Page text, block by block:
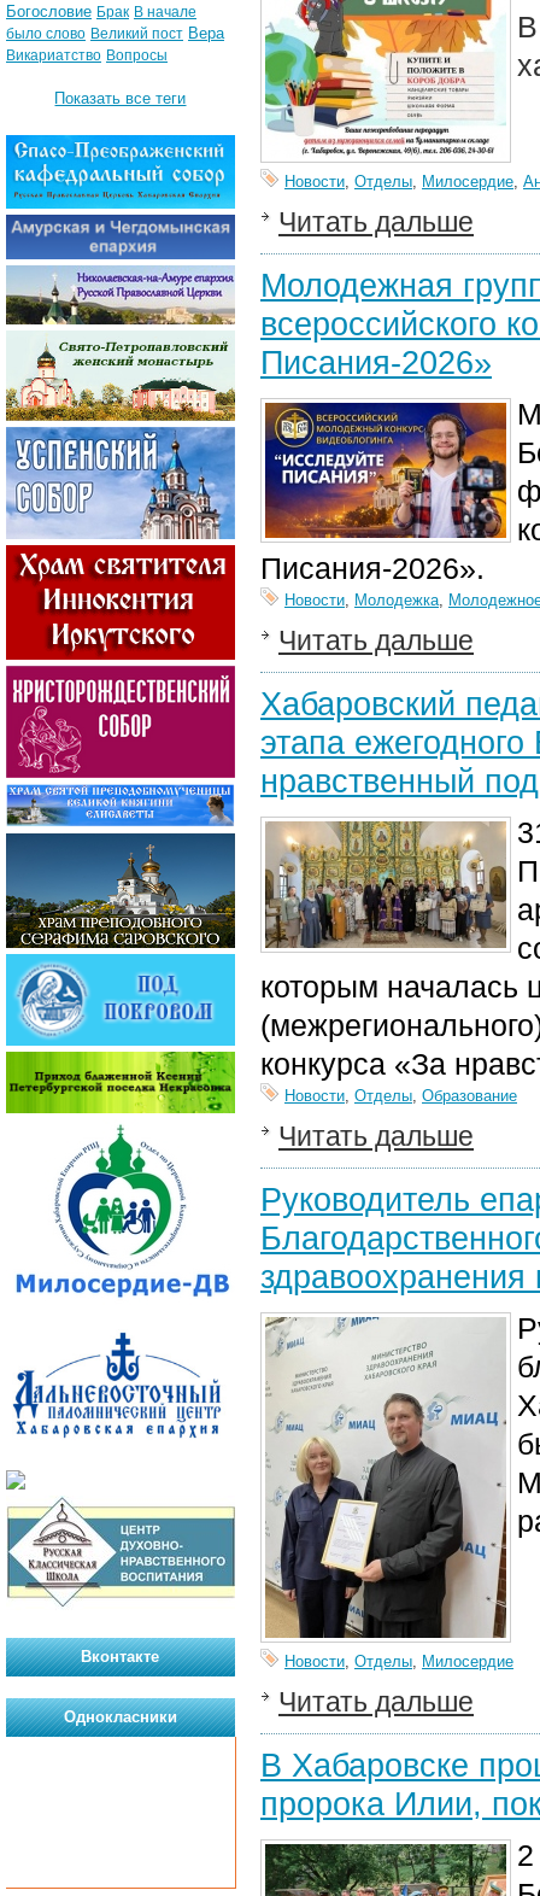
Новости, Отделы, Милосердие,
Читать дальше
Молодежная
всероссийского
Писания-2026»
Писания-2026».
Новости, Молодежка,
Читать дальше
Хабаровский
этапа
нравственный
которым началась
конкурса «За
Новости, Отделы, Образование
Читать дальше
Руководитель
здравоохранения
Новости, Отделы, Милосердие
Читать дальше
В Хабаровске
пророка Илии,
Богословие Брак В начале
было слово Великий пост Вера
Викариатство Вопросы
Показать все теги
Вконтакте
Однокласники